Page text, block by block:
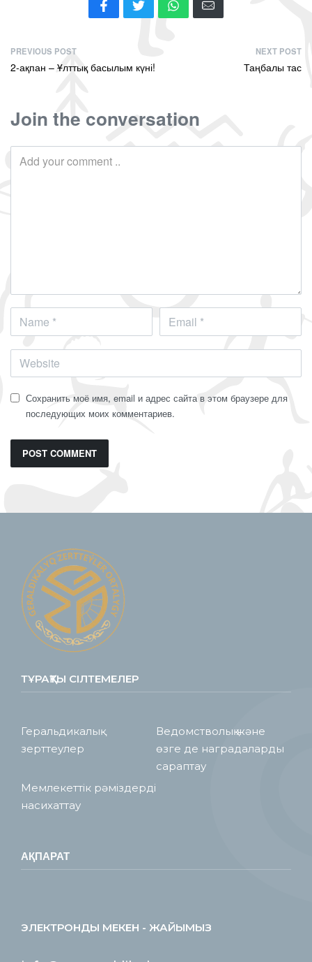
PREVIOUS POST
2-ақпан – Ұлттық басылым күні!
NEXT POST
Таңбалы тас
Join the conversation
Сохранить моё имя, email и адрес сайта в этом браузере для
последующих моих комментариев.
ТҰРАҚТЫ СІЛТЕМЕЛЕР
Геральдикалық
зерттеулер
Ведомстволық және
өзге де наградаларды
сараптау
Мемлекеттік рәміздерді
насихаттау
АҚПАРАТ
ЭЛЕКТРОНДЫ МЕКЕН - ЖАЙЫМЫЗ